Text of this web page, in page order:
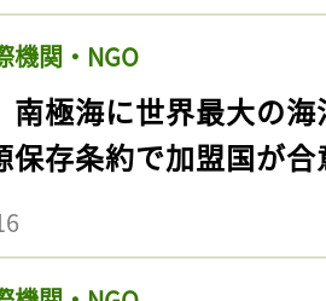
機関・NGO
南極海に世界最大の
保存条約で加盟国が合